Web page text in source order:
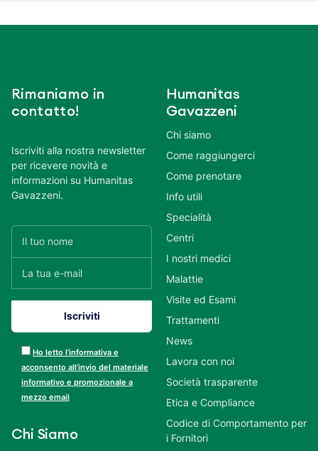
Rimaniamo in
contatto!
Iscriviti alla nostra newsletter
per ricevere novità e
informazioni su Humanitas
Gavazzeni.
Ho letto l’informativa e
acconsento all’invio del materiale
informativo e promozionale a
mezzo email
Chi Siamo
Humanitas
Gavazzeni
Chi siamo
Come raggiungerci
Come prenotare
Info utili
Specialità
Centri
I nostri medici
Malattie
Visite ed Esami
Trattamenti
News
Lavora con noi
Società trasparente
Etica e Compliance
Codice di Comportamento per
i Fornitori